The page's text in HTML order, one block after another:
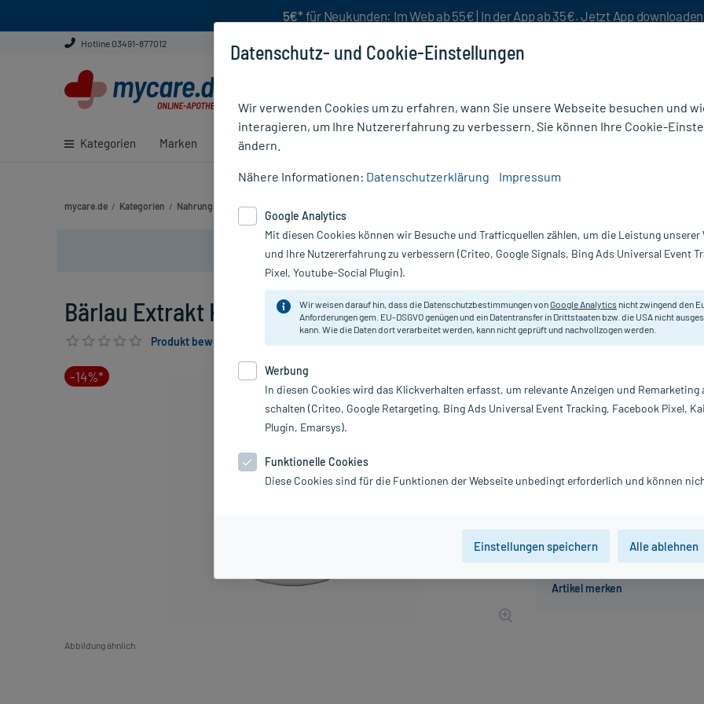
5€* für Neukunden: Im Web ab 55€ | In der App ab 35€. Jetzt App downloaden
Hotline 03491-877012
Kategorien Marken Ratgeber
mycare.de / Kategorien / Nahrungsergänzung
Nur für kurze Zeit:Gratis-Versand* ab 19€ Mindestbestellwert!
Bärlau Extrakt Kapseln, 90 St
Produkt bewerten & PlusHerzen sichern
-14%*
Abbildung ähnlich
Der Artikel ist momentan
Beratung für
Nahrungsergänzungsmittel.
Darreichung:
Hersteller:
Datenschutz- und Cookie-Einstellungen
Wir verwenden Cookies um zu erfahren, wann Sie unsere Webseite besuchen und
interagieren, um Ihre Nutzererfahrung zu verbessern. Sie können Ihre Cookie-
ändern.
Nähere Informationen: Datenschutzerklärung Impressum
Google Analytics
Mit diesen Cookies können wir Besuche und Trafficquellen zählen, um die Leistung unserer
und Ihre Nutzererfahrung zu verbessern (Criteo, Google Signals, Bing Ads Universal Event
Pixel, Youtube-Social Plugin).
Wir weisen darauf hin, dass die Datenschutzbestimmungen vonGoogle Analytics nicht zwingend den
Anforderungen gem. EU-DSGVO genügen und ein Datentransfer in Drittstaaten bzw. die USA nicht
kann. Wie die Daten dort verarbeitet werden, kann nicht geprüft und nachvollzogen werden.
Werbung
In diesen Cookies wird das Klickverhalten erfasst, um relevante Anzeigen und Remarketing
schalten (Criteo, Google Retargeting, Bing Ads Universal Event Tracking, Facebook Pixel,
Plugin, Emarsys).
Funktionelle Cookies
Diese Cookies sind für die Funktionen der Webseite unbedingt erforderlich und können
Einstellungen speichern Alle ablehnen